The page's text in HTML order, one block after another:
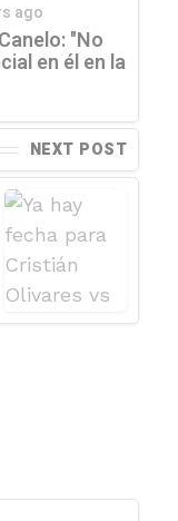
ago
"No
en él en la
NEXT POST